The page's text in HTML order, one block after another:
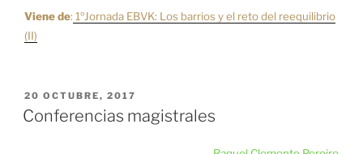
Viene de: 1ºJornada EBVK: Los barrios y el reto del reequilibrio
(II)
PUBLICADO
EL
20 OCTUBRE, 2017
Conferencias magistrales